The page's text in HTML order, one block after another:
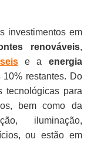
investimentos em
renováveis,
e a energia
restantes. Do
tecnológicas para
bem como da
iluminação,
ou estão em